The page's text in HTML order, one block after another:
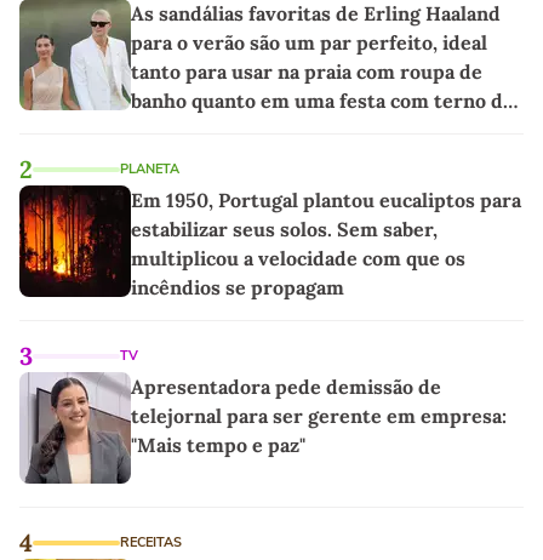
As sandálias favoritas de Erling Haaland
para o verão são um par perfeito, ideal
tanto para usar na praia com roupa de
banho quanto em uma festa com terno de
2 PLANETA
Em 1950, Portugal plantou eucaliptos para
estabilizar seus solos. Sem saber,
multiplicou a velocidade com que os
incêndios se propagam
3 TV
Apresentadora pede demissão de
telejornal para ser gerente em empresa:
"Mais tempo e paz"
4 RECEITAS